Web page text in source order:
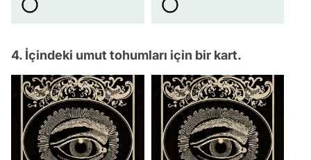
4. İçindeki umut tohumları için bir kart.